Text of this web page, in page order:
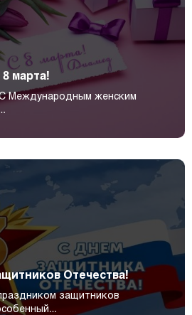
марта!
Международным женским
Отечества!
защитников